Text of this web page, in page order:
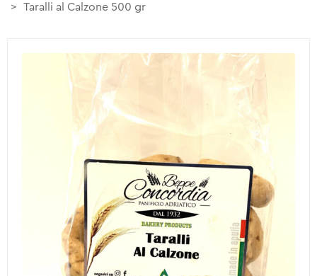
Taralli al Calzone 500 gr